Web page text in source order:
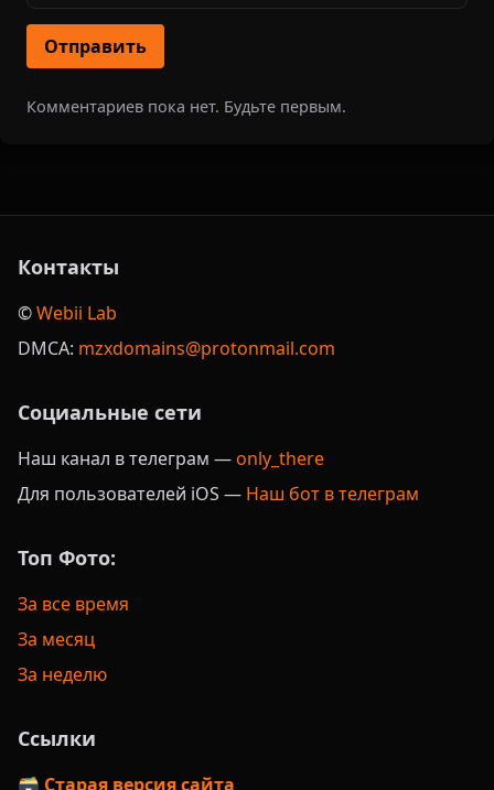
Отправить
Комментариев пока нет. Будьте первым.
Контакты
©️Webii Lab
DMCA: mzxdomains@protonmail.com
Социальные сети
Наш канал в телеграм —only_there
Для пользователей iOS — Наш бот в телеграм
Топ Фото:
За все время
За месяц
За неделю
Ссылки
🗃️ Старая версия сайта